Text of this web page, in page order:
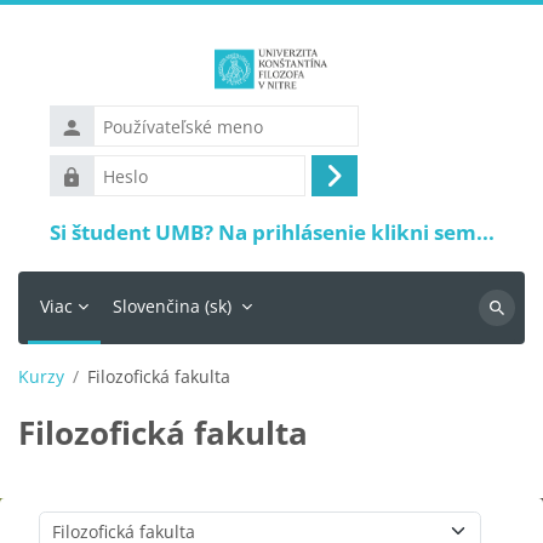
Používateľské
meno
Heslo
Prihlásiť
sa
Si študent UMB? Na prihlásenie klikni sem...
Viac Slovenčina ‎(sk)‎
Kurzy Filozofická fakulta
Filozofická fakulta